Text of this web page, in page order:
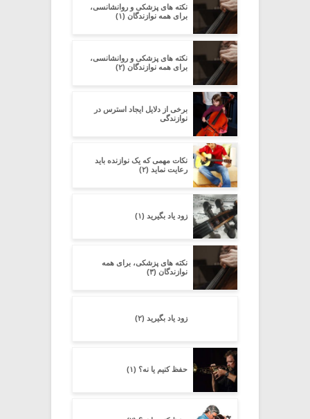
نکته های پزشکی و روانشانسی،
برای همه نوازندگان (۱)
نکته های پزشکی و روانشانسی،
برای همه نوازندگان (۲)
برخی از دلایل ایجاد استرس در
نوازندگی
نکات مهمی که یک نوازنده باید
رعایت نماید (۲)
زود یاد بگیرید (۱)
نکته های پزشکی، برای همه
نوازندگان (۳)
زود یاد بگیرید (۲)
حفظ کنیم یا نه؟ (۱)